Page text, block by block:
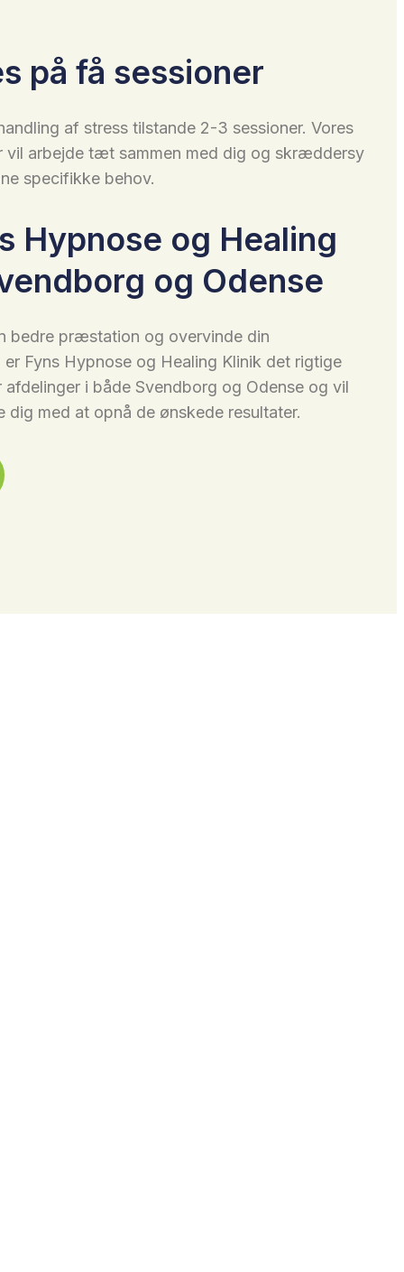
på få sessioner
af stress tilstande 2-3 sessioner. Vores
vil arbejde tæt sammen med dig og skræddersy
specifikke behov.
Hypnose og Healing
og Odense
bedre præstation og overvinde din
Fyns Hypnose og Healing Klinik det rigtige
i både Svendborg og Odense og vil
med at opnå de ønskede resultater.